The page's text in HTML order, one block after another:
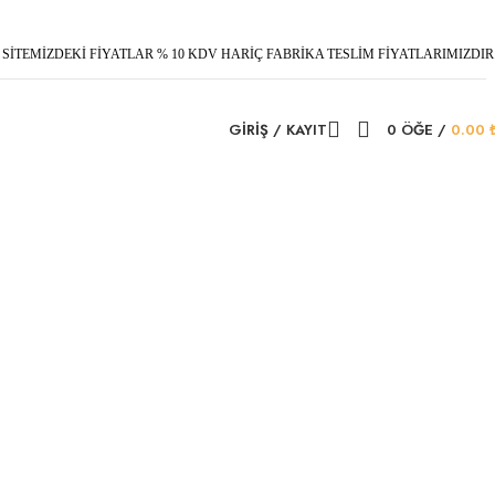
SİTEMİZDEKİ FİYATLAR % 10 KDV HARİÇ FABRİKA TESLİM
GIRIŞ / KAYIT 0 ÖĞE / 0.00